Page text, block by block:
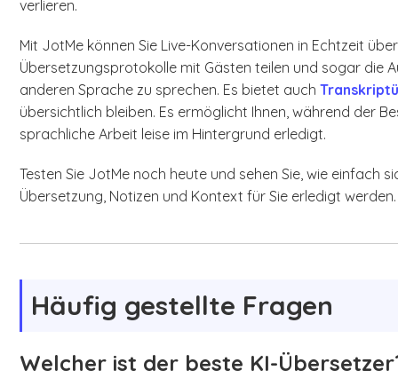
verlieren.
Mit JotMe können Sie Live-Konversationen in Echtzeit
Übersetzungsprotokolle mit Gästen teilen und sogar die
anderen Sprache zu sprechen. Es bietet auch
übersichtlich bleiben. Es ermöglicht Ihnen, während der
sprachliche Arbeit leise im Hintergrund erledigt.
Testen Sie JotMe noch heute und sehen Sie, wie einfach
Übersetzung, Notizen und Kontext für Sie erledigt werden.
Häufig gestellte Fragen
Welcher ist der beste KI-